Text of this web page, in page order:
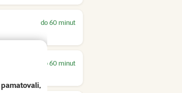
pamatovali,
do 60 minut
do 60 minut